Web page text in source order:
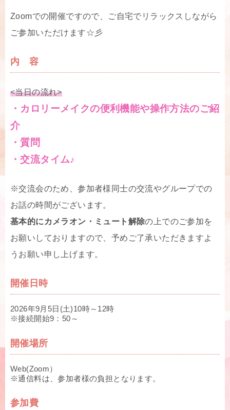
Zoomでの開催ですので、ご自宅でリラックスしながら
ご参加いただけます☆彡
内 容
<当日の流れ>
・カロリーメイクの便利機能や操作方法のご紹
介
・質問
・交流タイム♪
※交流会のため、参加者様同士の交流やグループでの
お話の時間がございます。
基本的にカメラオン・ミュート解除の上でのご参加を
お願いしておりますので、予めご了承いただきますよ
うお願い申し上げます。
開催日時
2026年9月5日(土)10時～12時
※接続開始9：50～
開催場所
Web(Zoom）
※通信料は、参加者様の負担となります。
参加費